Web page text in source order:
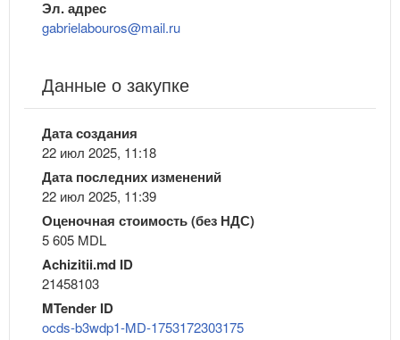
Эл. адрес
gabrielabouros@mail.ru
Данные о закупке
Дата создания
22 июл 2025, 11:18
Дата последних изменений
22 июл 2025, 11:39
Оценочная стоимость (без НДС)
5 605 MDL
Achizitii.md ID
21458103
MTender ID
ocds-b3wdp1-MD-1753172303175